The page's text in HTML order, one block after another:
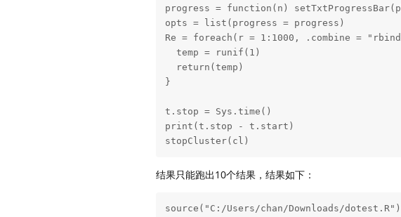
progress = function(n)
opts = list(progress = progress)
Re = foreach(r = 1:1000, .combine =
  temp = runif(1)
  return(temp)
}
t.stop = Sys.time()
print(t.stop - t.start)
stopCluster(cl)
结果只能跑出10个结果，结果如下：
source("C:/Users/chan/Downloads/dotest.R")